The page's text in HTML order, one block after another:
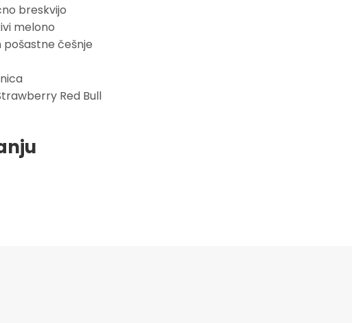
breskvijo
melono
pošastne češnje
Red Bull